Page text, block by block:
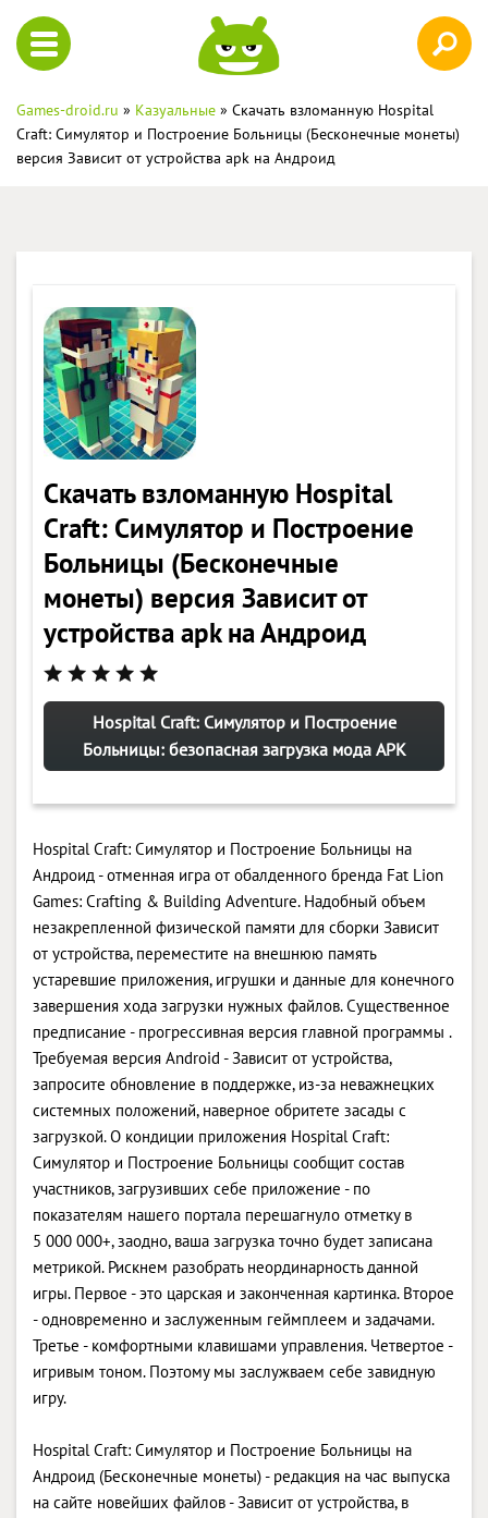
Games-droid.ru » Казуальные » Скачать взломанную Hospital
Craft: Симулятор и Построение Больницы (Бесконечные монеты)
версия Зависит от устройства apk на Андроид
Скачать взломанную Hospital
Craft: Симулятор и Построение
Больницы (Бесконечные
монеты) версия Зависит от
устройства apk на Андроид
Hospital Craft: Симулятор и Построение
Больницы: безопасная загрузка мода APK
Hospital Craft: Симулятор и Построение Больницы на
Андроид - отменная игра от обалденного бренда Fat Lion
Games: Crafting & Building Adventure. Надобный объем
незакрепленной физической памяти для сборки Зависит
от устройства, переместите на внешнюю память
устаревшие приложения, игрушки и данные для конечного
завершения хода загрузки нужных файлов. Существенное
предписание - прогрессивная версия главной программы .
Требуемая версия Android - Зависит от устройства,
запросите обновление в поддержке, из-за неважнецких
системных положений, наверное обритете засады с
загрузкой. О кондиции приложения Hospital Craft:
Симулятор и Построение Больницы сообщит состав
участников, загрузивших себе приложение - по
показателям нашего портала перешагнуло отметку в
5 000 000+, заодно, ваша загрузка точно будет записана
метрикой. Рискнем разобрать неординарность данной
игры. Первое - это царская и законченная картинка. Второе
- одновременно и заслуженным геймплеем и задачами.
Третье - комфортными клавишами управления. Четвертое -
игривым тоном. Поэтому мы заслужваем себе завидную
игру.
Hospital Craft: Симулятор и Построение Больницы на
Андроид (Бесконечные монеты) - редакция на час выпуска
на сайте новейших файлов - Зависит от устройства, в